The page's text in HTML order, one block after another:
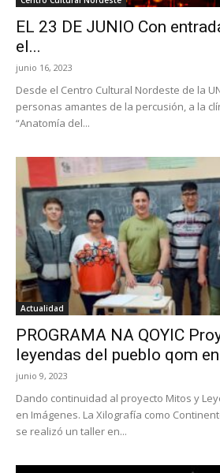
EL 23 DE JUNIO Con
el...
junio 16, 2023
Desde el Centro Cultural Nordeste de la
personas amantes de la percusión, a la
“Anatomía del...
Actualidad
PROGRAMA NA QOYIC
leyendas del pueblo qom
junio 9, 2023
Dando continuidad al proyecto Mitos y
en Imágenes. La Xilografía como
se realizó un taller en...